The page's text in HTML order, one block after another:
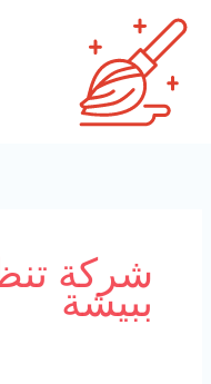
تخطي
المحتوى
شركة
ببيشة